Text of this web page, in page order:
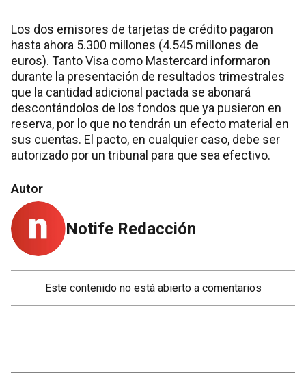
Los dos emisores de tarjetas de crédito pagaron
hasta ahora 5.300 millones (4.545 millones de
euros). Tanto Visa como Mastercard informaron
durante la presentación de resultados trimestrales
que la cantidad adicional pactada se abonará
descontándolos de los fondos que ya pusieron en
reserva, por lo que no tendrán un efecto material en
sus cuentas. El pacto, en cualquier caso, debe ser
autorizado por un tribunal para que sea efectivo.
Autor
Notife Redacción
Este contenido no está abierto a comentarios